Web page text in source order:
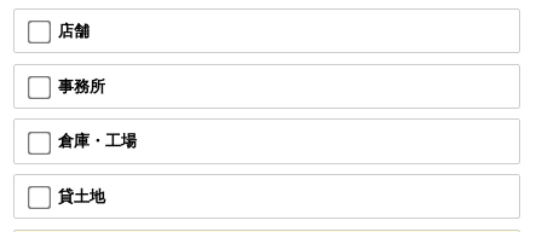
店舗
事務所
倉庫・工場
貸土地